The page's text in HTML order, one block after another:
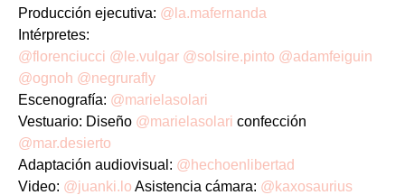
Producción ejecutiva: @la.mafernanda
Intérpretes:
@florenciucci @le.vulgar @solsire.pinto @adamfeiguin
@ognoh @negrurafly
Escenografía: @marielasolari
Vestuario: Diseño @marielasolari confección
@mar.desierto
Adaptación audiovisual: @hechoenlibertad
Video: @juanki.lo Asistencia cámara: @kaxosaurius